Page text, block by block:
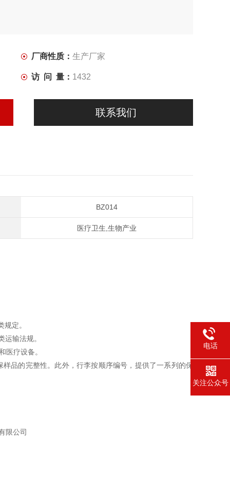
厂商性质： 生产厂家
访 问 量： 1432
联系我们
BZ014
医疗卫生,生物产业
定。
运输法规。
医疗设备。
品的完整性。此外，行李按顺序编号，提供了一系列的保
限公司
电话
关注公众号